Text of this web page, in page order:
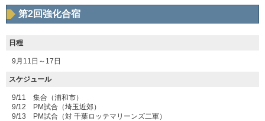
第2回強化合宿
日程
9月11日～17日
スケジュール
9/11 集合（浦和市）
9/12 PM試合（埼玉近郊）
9/13 PM試合（対 千葉ロッテマリーンズ二軍）